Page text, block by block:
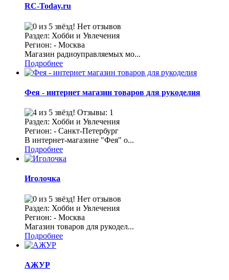
RC-Today.ru
Нет отзывов
Раздел: Хобби и Увлечения
Регион: - Москва
Магазин радиоуправляемых мо...
Подробнее
Фея - интернет магазин товаров для рукоделия
Отзывы: 1
Раздел: Хобби и Увлечения
Регион: - Санкт-Петербург
В интернет-магазине "Фея" о...
Подробнее
Иголочка
Нет отзывов
Раздел: Хобби и Увлечения
Регион: - Москва
Магазин товаров для рукодел...
Подробнее
АЖУР